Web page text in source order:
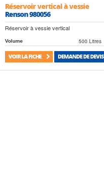
Réservoir vertical à vessie
Renson 980056
Réservoir à vessie vertical
Volume 500 Litres
VOIR LA FICHE DEMANDE DE DEVIS